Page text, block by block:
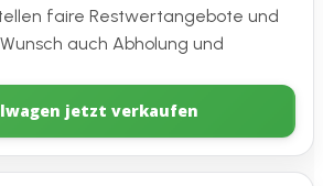
faire Restwertangebote und
auch Abholung und
jetzt verkaufen